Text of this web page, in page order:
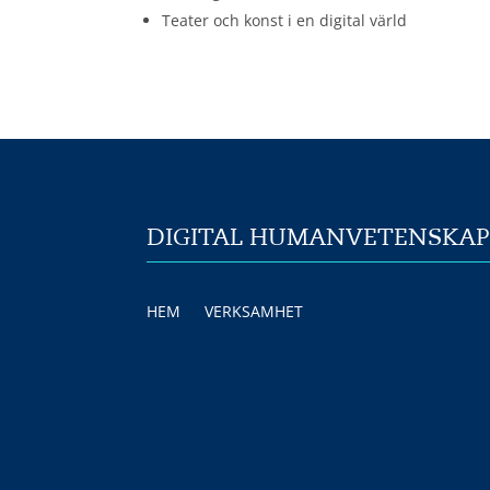
Teater och konst i en digital värld
DIGITAL HUMANVETENSKAP
HEM VERKSAMHET